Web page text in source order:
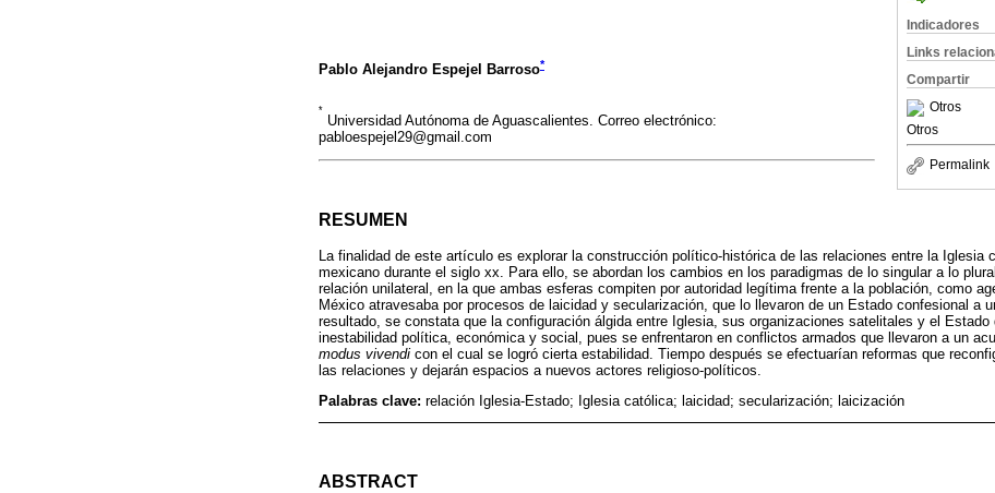
Indicadores
Links
Compartir
Otros
Otros
Permalink
Pablo Alejandro Espejel Barroso*
*
Universidad Autónoma de Aguascalientes. Correo electrónico:
pabloespejel29@gmail.com
RESUMEN
La finalidad de este artículo es explorar la construcción político-histórica de las relaciones entre la Iglesia
mexicano durante el siglo xx. Para ello, se abordan los cambios en los paradigmas de lo singular a lo
relación unilateral, en la que ambas esferas compiten por autoridad legítima frente a la población, como
México atravesaba por procesos de laicidad y secularización, que lo llevaron de un Estado confesional a
resultado, se constata que la configuración álgida entre Iglesia, sus organizaciones satelitales y el Estado
inestabilidad política, económica y social, pues se enfrentaron en conflictos armados que llevaron a un
modus vivendi con el cual se logró cierta estabilidad. Tiempo después se efectuarían reformas que
las relaciones y dejarán espacios a nuevos actores religioso-políticos.
Palabras clave: relación Iglesia-Estado; Iglesia católica; laicidad; secularización; laicización
ABSTRACT